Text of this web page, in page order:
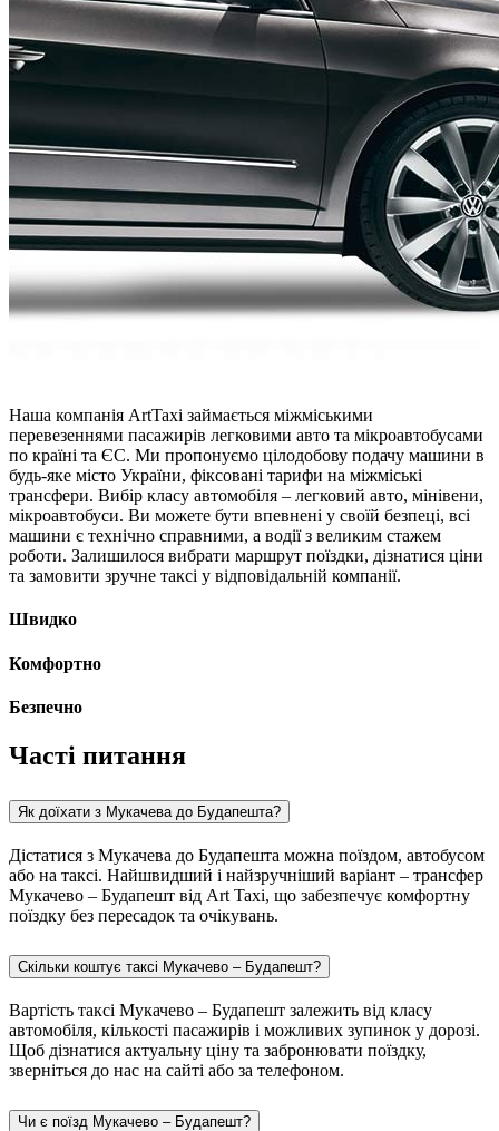
Наша компанія ArtTaxi займається міжміськими
перевезеннями пасажирів легковими авто та мікроавтобусами
по країні та ЄС. Ми пропонуємо цілодобову подачу машини в
будь-яке місто України, фіксовані тарифи на міжміські
трансфери. Вибір класу автомобіля – легковий авто, мінівени,
мікроавтобуси. Ви можете бути впевнені у своїй безпеці, всі
машини є технічно справними, а водії з великим стажем
роботи. Залишилося вибрати маршрут поїздки, дізнатися ціни
та замовити зручне таксі у відповідальній компанії.
Швидко
Комфортно
Безпечно
Часті питання
Як доїхати з Мукачева до Будапешта?
Дістатися з Мукачева до Будапешта можна поїздом, автобусом
або на таксі. Найшвидший і найзручніший варіант – трансфер
Мукачево – Будапешт від Art Taxi, що забезпечує комфортну
поїздку без пересадок та очікувань.
Скільки коштує таксі Мукачево – Будапешт?
Вартість таксі Мукачево – Будапешт залежить від класу
автомобіля, кількості пасажирів і можливих зупинок у дорозі.
Щоб дізнатися актуальну ціну та забронювати поїздку,
зверніться до нас на сайті або за телефоном.
Чи є поїзд Мукачево – Будапешт?